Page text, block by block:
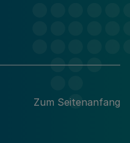
Zum Seitenanfang